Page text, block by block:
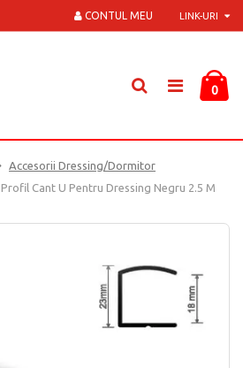
LINK-URI
CONTUL MEU
0
Accesorii Dressing/dormitor
Profil Cant U Pentru Dressing Negru 2.5 M